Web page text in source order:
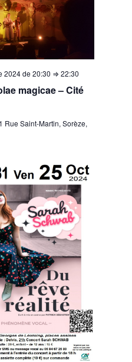
magicae – Cité
2024 de 20:30 ⇒22:30
1 Rue Saint-Martin, Sorèze,